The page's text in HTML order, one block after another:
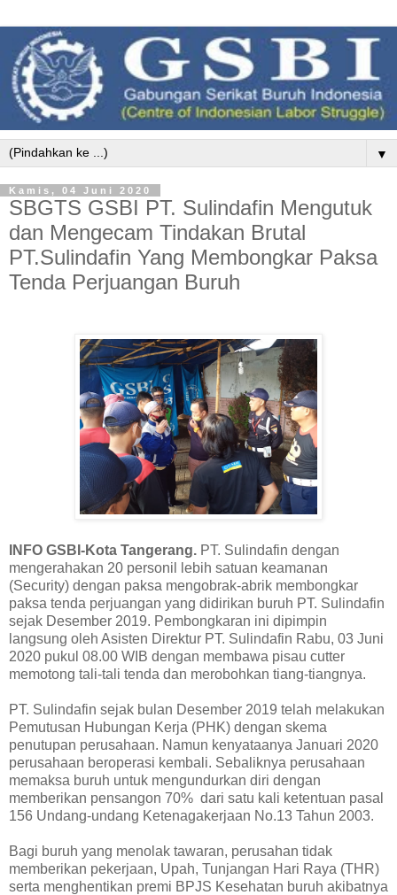
▼
Kamis, 04 Juni 2020
SBGTS GSBI PT. Sulindafin Mengutuk
dan Mengecam Tindakan Brutal
PT.Sulindafin Yang Membongkar Paksa
Tenda Perjuangan Buruh
INFO GSBI-Kota Tangerang. PT. Sulindafin dengan
mengerahakan 20 personil lebih satuan keamanan
(Security) dengan paksa mengobrak-abrik membongkar
paksa tenda perjuangan yang didirikan buruh PT. Sulindafin
sejak Desember 2019. Pembongkaran ini dipimpin
langsung oleh Asisten Direktur PT. Sulindafin Rabu, 03 Juni
2020 pukul 08.00 WIB dengan membawa pisau cutter
memotong tali-tali tenda dan merobohkan tiang-tiangnya.
PT. Sulindafin sejak bulan Desember 2019 telah melakukan
Pemutusan Hubungan Kerja (PHK) dengan skema
penutupan perusahaan. Namun kenyataanya Januari 2020
perusahaan beroperasi kembali. Sebaliknya perusahaan
memaksa buruh untuk mengundurkan diri dengan
memberikan pensangon 70% dari satu kali ketentuan pasal
156 Undang-undang Ketenagakerjaan No.13 Tahun 2003.
Bagi buruh yang menolak tawaran, perusahan tidak
memberikan pekerjaan, Upah, Tunjangan Hari Raya (THR)
serta menghentikan premi BPJS Kesehatan buruh akibatnya